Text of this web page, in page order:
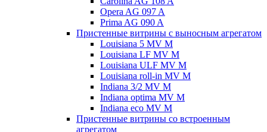
Opera AG 097 A
Prima AG 090 A
Пристенные витрины с выносным агрегатом
Louisiana 5 MV M
Louisiana LF MV M
Louisiana ULF MV M
Louisiana roll-in MV M
Indiana 3/2 MV M
Indiana optima MV M
Indiana eco MV M
Пристенные витрины со встроенным
агрегатом